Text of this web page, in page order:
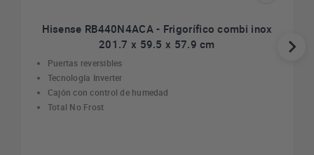
Hisense RB440N4ACA - Frigorífico combi inox
201.7 x 59.5 x 57.9 cm
Puertas reversibles
Tecnología Inverter
Cajón con control de humedad
Total No Frost